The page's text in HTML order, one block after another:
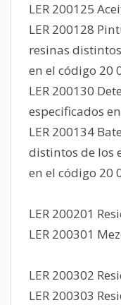
LER 200125
LER 200128
resinas
en el código 20
LER 200130
especificados
LER 200134
distintos de los
en el código 20
LER 200201
LER 200301
LER 200302
LER 200303